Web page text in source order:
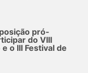
pró-
do VIII
o III Festival de